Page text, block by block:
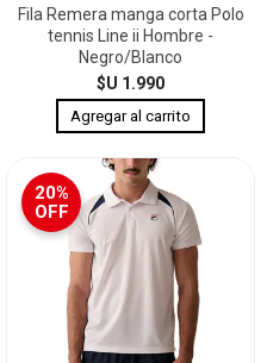
Fila Remera manga corta Polo
tennis Line ii Hombre -
Negro/Blanco
$U 1.990
20%
OFF